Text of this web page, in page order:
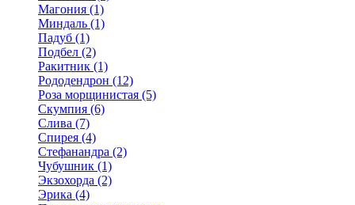
Магония (1)
Миндаль (1)
Падуб (1)
Подбел (2)
Ракитник (1)
Рододендрон (12)
Роза морщинистая (5)
Скумпия (6)
Слива (7)
Спирея (4)
Стефанандра (2)
Чубушник (1)
Экзохорда (2)
Эрика (4)